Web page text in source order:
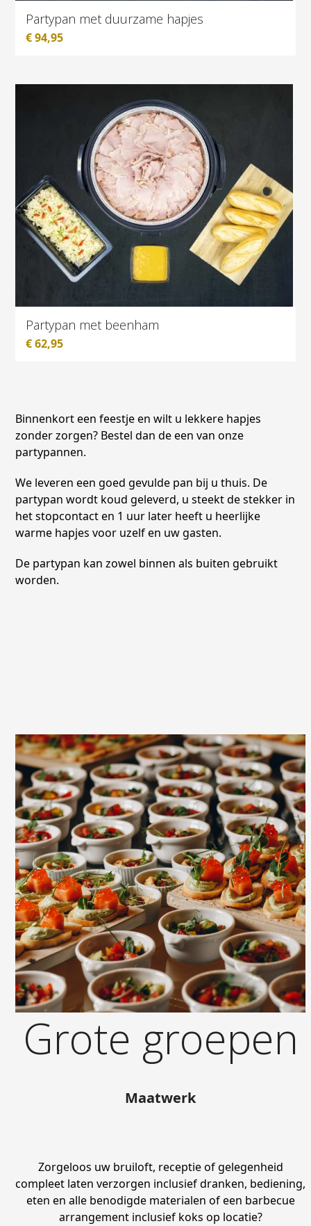
Partypan met duurzame hapjes
€94,95
Partypan met beenham
€62,95
Binnenkort een feestje en wilt u lekkere hapjes
zonder zorgen? Bestel dan de een van onze
partypannen.
We leveren een goed gevulde pan bij u thuis. De
partypan wordt koud geleverd, u steekt de stekker in
het stopcontact en 1 uur later heeft u heerlijke
warme hapjes voor uzelf en uw gasten.
De partypan kan zowel binnen als buiten gebruikt
worden.
Grote groepen
Maatwerk
Zorgeloos uw bruiloft, receptie of gelegenheid
compleet laten verzorgen inclusief dranken, bediening,
eten en alle benodigde materialen of een barbecue
arrangement inclusief koks op locatie?